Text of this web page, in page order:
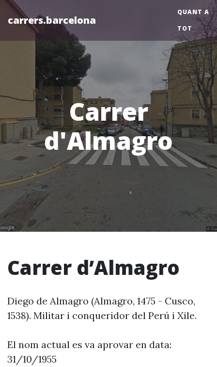
carrers.barcelona
QUANT A
TOT
Carrer
d'Almagro
Carrer d’Almagro
Diego de Almagro (Almagro, 1475 - Cusco,
1538). Militar i conqueridor del Perú i Xile.
El nom actual es va aprovar en data:
31/10/1955